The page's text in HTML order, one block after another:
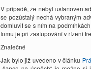
V případě, že nebyl ustanoven
se pozůstalý nechá vybraným
domluvit se s ním na
tomu je při zastupování v řízení
Znalečné
Jak bylo již uvedeno v článku